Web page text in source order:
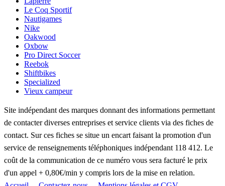
Le Coq Sportif
Nautigames
Nike
Oakwood
Oxbow
Pro Direct Soccer
Reebok
Shiftbikes
Specialized
Vieux campeur
Site indépendant des marques donnant des informations permettant
de contacter diverses entreprises et service clients via des fiches de
contact. Sur ces fiches se situe un encart faisant la promotion d'un
service de renseignements téléphoniques indépendant 118 412. Le
coût de la communication de ce numéro vous sera facturé le prix
d'un appel + 0,80€/min y compris lors de la mise en relation.